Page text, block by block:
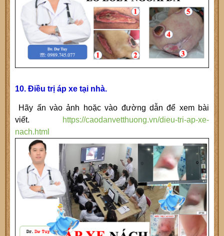
10. Điều trị áp xe tại nhà.
Hãy ấn vào ảnh hoặc vào đường dẫn để xem bài
viết.
https://caodanvetthuong.vn/dieu-tri-ap-xe-
nach.html